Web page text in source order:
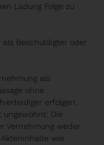
Ladung Folge zu
als Beschuldigter oder
als
ohne
erfolgen.
ungewohnt: Die
Vernehmung weder
wie